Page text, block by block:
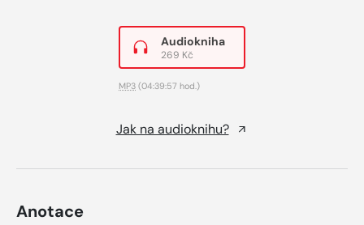
Audiokniha
269 Kč
MP3 (04:39:57 hod.)
Jak na audioknihu?
Anotace